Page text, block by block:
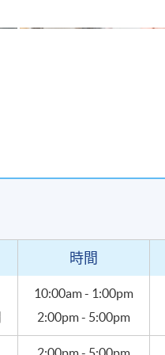
時間
10:00am - 1:00pm
2:00pm - 5:00pm